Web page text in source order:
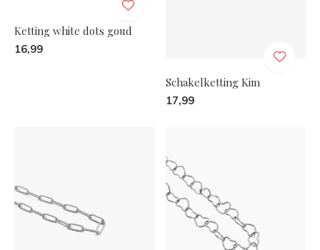
Ketting white dots goud
16,99
Schakelketting Kim
17,99